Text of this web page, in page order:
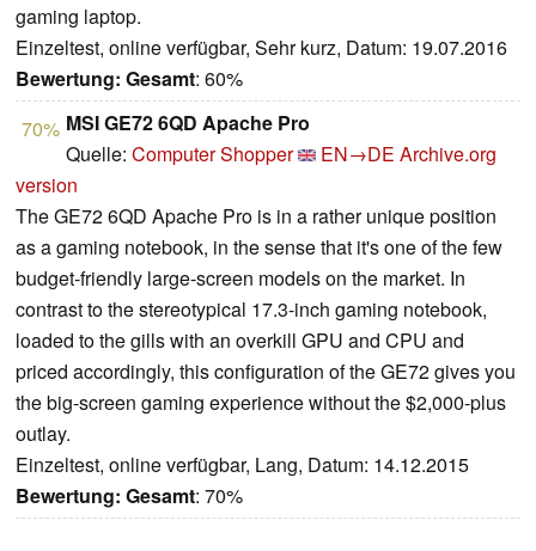
gaming laptop.
Einzeltest, online verfügbar, Sehr kurz, Datum: 19.07.2016
Bewertung: Gesamt: 60%
70% MSI GE72 6QD Apache Pro
Quelle: Computer Shopper EN→DE Archive.org
version
The GE72 6QD Apache Pro is in a rather unique position
as a gaming notebook, in the sense that it's one of the few
budget-friendly large-screen models on the market. In
contrast to the stereotypical 17.3-inch gaming notebook,
loaded to the gills with an overkill GPU and CPU and
priced accordingly, this configuration of the GE72 gives you
the big-screen gaming experience without the $2,000-plus
outlay.
Einzeltest, online verfügbar, Lang, Datum: 14.12.2015
Bewertung: Gesamt: 70%